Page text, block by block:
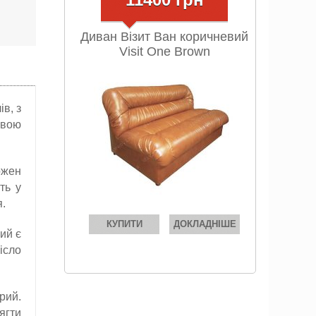
Диван Візит Ван коричневий
Visit One Brown
КУПИТИ ДОКЛАДНІШЕ
з
у
є